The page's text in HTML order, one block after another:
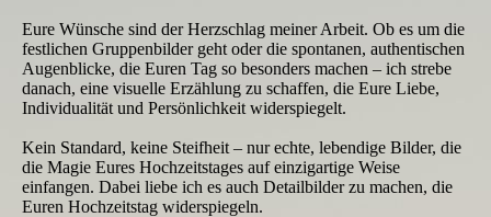
Eure Wünsche sind der Herzschlag meiner Arbeit. Ob es um die
festlichen Gruppenbilder geht oder die spontanen, authentischen
Augenblicke, die Euren Tag so besonders machen – ich strebe
danach, eine visuelle Erzählung zu schaffen, die Eure Liebe,
Individualität und Persönlichkeit widerspiegelt.
Kein Standard, keine Steifheit – nur echte, lebendige Bilder, die
die Magie Eures Hochzeitstages auf einzigartige Weise
einfangen. Dabei liebe ich es auch Detailbilder zu machen, die
Euren Hochzeitstag widerspiegeln.